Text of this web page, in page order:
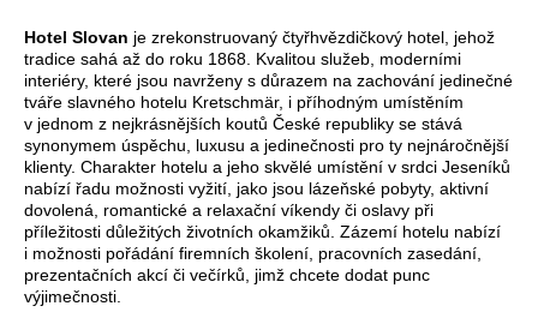
Hotel Slovan je zrekonstruovaný čtyřhvězdičkový hotel, jehož
tradice sahá až do roku 1868. Kvalitou služeb, moderními
interiéry, které jsou navrženy s důrazem na zachování jedinečné
tváře slavného hotelu Kretschmär, i příhodným umístěním
v jednom z nejkrásnějších koutů České republiky se stává
synonymem úspěchu, luxusu a jedinečnosti pro ty nejnáročnější
klienty. Charakter hotelu a jeho skvělé umístění v srdci Jeseníků
nabízí řadu možnosti vyžití, jako jsou lázeňské pobyty, aktivní
dovolená, romantické a relaxační víkendy či oslavy při
příležitosti důležitých životních okamžiků. Zázemí hotelu nabízí
i možnosti pořádání firemních školení, pracovních zasedání,
prezentačních akcí či večírků, jimž chcete dodat punc
výjimečnosti.